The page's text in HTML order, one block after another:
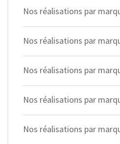
Nos réalisations par
Nos réalisations par
Nos réalisations par
Nos réalisations par
Nos réalisations par